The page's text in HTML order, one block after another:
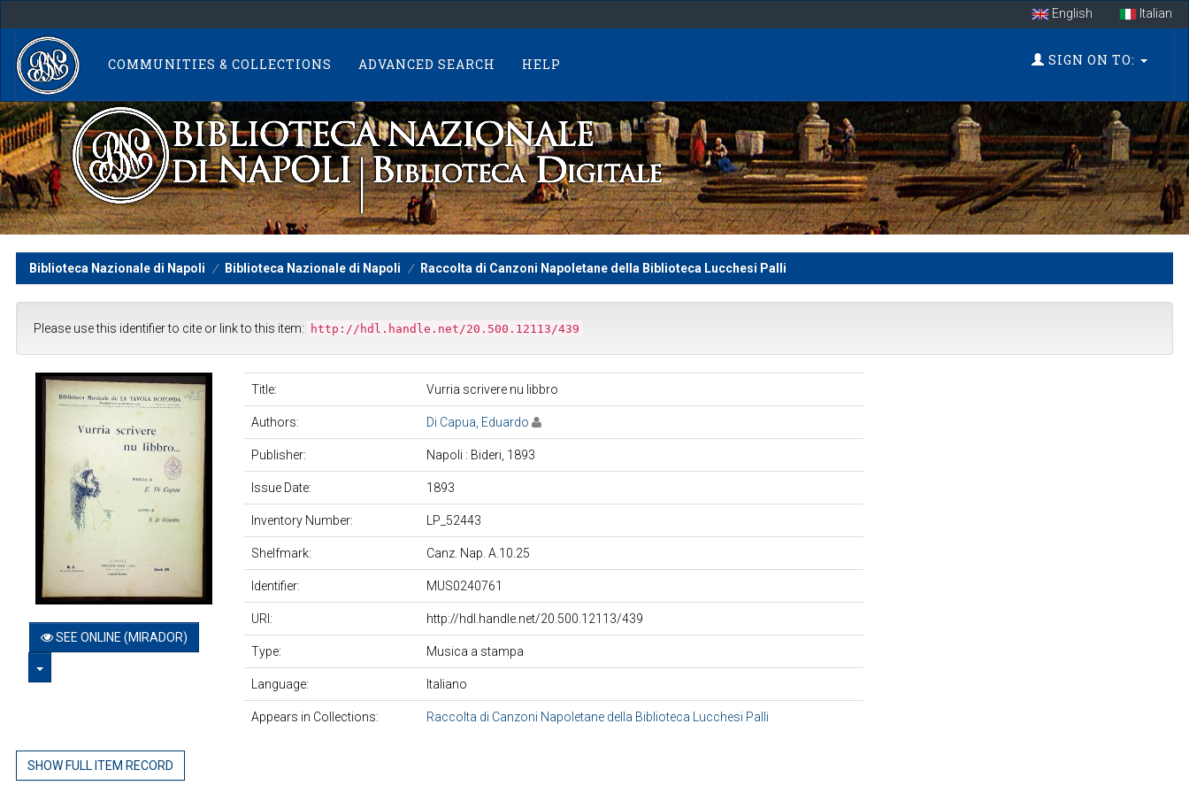
navigation
English Italian
COMMUNITIES & COLLECTIONS ADVANCED SEARCH HELP SIGN ON TO:
Biblioteca Nazionale di Napoli Biblioteca Nazionale di Napoli Raccolta di Canzoni Napoletane della Biblioteca Lucchesi Palli
Please use this identifier to cite or link to this item: http://hdl.handle.net/20.500.12113/439
SEE ONLINE (MIRADOR)
TOGGLE DROPDOWN
Title: Vurria scrivere nu libbro
Authors: Di Capua, Eduardo
Publisher: Napoli : Bideri, 1893
Issue Date: 1893
Inventory Number: LP_52443
Shelfmark: Canz. Nap. A.10.25
Identifier: MUS0240761
URI: http://hdl.handle.net/20.500.12113/439
Type: Musica a stampa
Language: Italiano
Appears in Collections: Raccolta di Canzoni Napoletane della Biblioteca Lucchesi Palli
SHOW FULL ITEM RECORD